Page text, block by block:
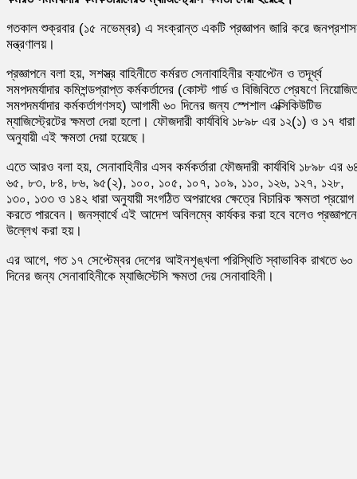
গতকাল শুক্রবার (১৫ নভেম্বর) এ সংক্রান্ত একটি প্রজ্ঞাপন জারি করে
মন্ত্রণালয়।
প্রজ্ঞাপনে বলা হয়, সশস্ত্র বাহিনীতে কর্মরত সেনাবাহিনীর ক্যাপ্টেন ও তদূর্ধ্ব
সমপদমর্যাদার কমিশন্ডপ্রাপ্ত কর্মকর্তাদের (কোস্ট গার্ড ও বিজিবিতে প্রেষণে
সমপদমর্যাদার কর্মকর্তাগণসহ) আগামী ৬০ দিনের জন্য স্পেশাল এক্সিকিউটিভ
ম্যাজিস্ট্রেটের ক্ষমতা দেয়া হলো। ফৌজদারী কার্যবিধি ১৮৯৮ এর ১২(১) ও ১৭ ধারা
অনুযায়ী এই ক্ষমতা দেয়া হয়েছে।
এতে আরও বলা হয়, সেনাবাহিনীর এসব কর্মকর্তারা ফৌজদারী কার্যবিধি ১৮৯৮ এর
৬৫, ৮৩, ৮৪, ৮৬, ৯৫(২), ১০০, ১০৫, ১০৭, ১০৯, ১১০, ১২৬, ১২৭, ১২৮,
১৩০, ১৩৩ ও ১৪২ ধারা অনুযায়ী সংগঠিত অপরাধের ক্ষেত্রে বিচারিক ক্ষমতা প্রয়োগ
করতে পারবেন। জনস্বার্থে এই আদেশ অবিলম্বে কার্যকর করা হবে বলেও প্রজ্ঞাপনে
উল্লেখ করা হয়।
এর আগে, গত ১৭ সেপ্টেম্বর দেশের আইনশৃঙ্খলা পরিস্থিতি স্বাভাবিক রাখতে ৬০
দিনের জন্য সেনাবাহিনীকে ম্যাজিস্টেসি ক্ষমতা দেয় সেনাবাহিনী।